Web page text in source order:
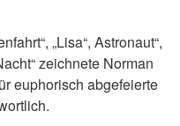
„Lisa“, Astronaut“,
zeichnete Norman
euphorisch abgefeierte